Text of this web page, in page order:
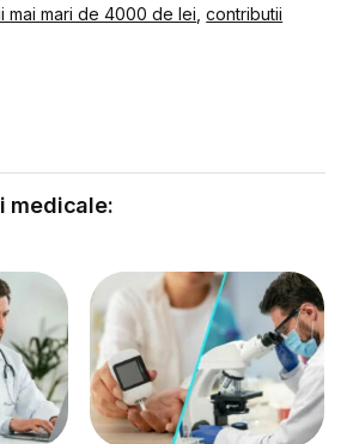
mai mari de 4000 de lei ,contributii
medicale: